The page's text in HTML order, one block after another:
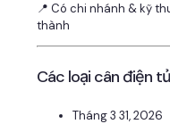
📍 Có chi nhánh & kỹ
thành
Các loại cân điện
Tháng 3 31, 2026